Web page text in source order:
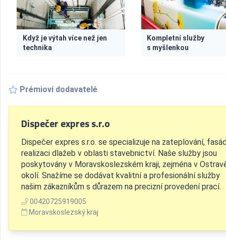
Když je výtah více než jen
technika
Kompletní služby
s myšlenkou
Prémioví dodavatelé
Dispečer expres s.r.o
Dispečer expres s.r.o. se specializuje na zateplování,
realizaci dlažeb v oblasti stavebnictví. Naše služby jsou
poskytovány v Moravskoslezském kraji, zejména v
okolí. Snažíme se dodávat kvalitní a profesionální služby
našim zákazníkům s důrazem na precizní provedení prací.
00420725919005
Moravskoslezský kraj